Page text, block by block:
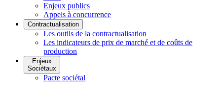
Enjeux publics
Appels à concurrence
Contractualisation
Les outils de la contractualisation
Les indicateurs de prix de marché et de coûts de
production
Enjeux
Sociétaux
Pacte sociétal